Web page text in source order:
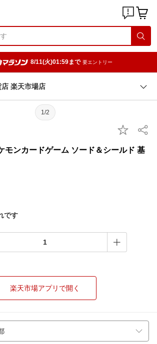
8/11(火)01:59まで 要エントリー
楽天市場店
1/2
モンカードゲーム ソード＆シールド 基
です
楽天市場アプリで開く